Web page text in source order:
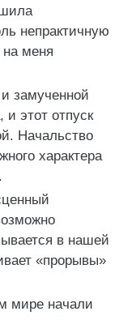
непрактичную
меня
замученной
этот отпуск
Начальство
характера
в нашей
«прорывы»
мире начали